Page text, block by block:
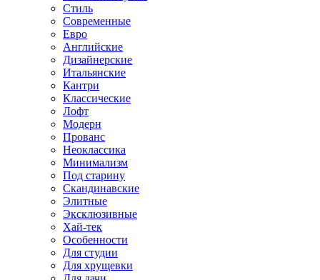
Стиль
Современные
Евро
Английские
Дизайнерские
Итальянские
Кантри
Классические
Лофт
Модерн
Прованс
Неоклассика
Минимализм
Под старину
Скандинавские
Элитные
Эксклюзивные
Хай-тек
Особенности
Для студии
Для хрущевки